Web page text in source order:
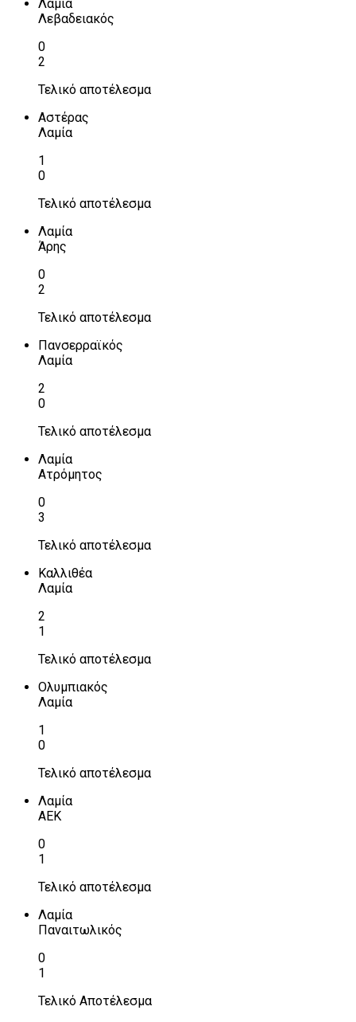
Λαμία
Λεβαδειακός
0
2
Τελικό αποτέλεσμα
Αστέρας
Λαμία
1
0
Τελικό αποτέλεσμα
Λαμία
Άρης
0
2
Τελικό αποτέλεσμα
Πανσερραϊκός
Λαμία
2
0
Τελικό αποτέλεσμα
Λαμία
Ατρόμητος
0
3
Τελικό αποτέλεσμα
Καλλιθέα
Λαμία
2
1
Τελικό αποτέλεσμα
Ολυμπιακός
Λαμία
1
0
Τελικό αποτέλεσμα
Λαμία
ΑΕΚ
0
1
Τελικό αποτέλεσμα
Λαμία
Παναιτωλικός
0
1
Τελικό Αποτέλεσμα